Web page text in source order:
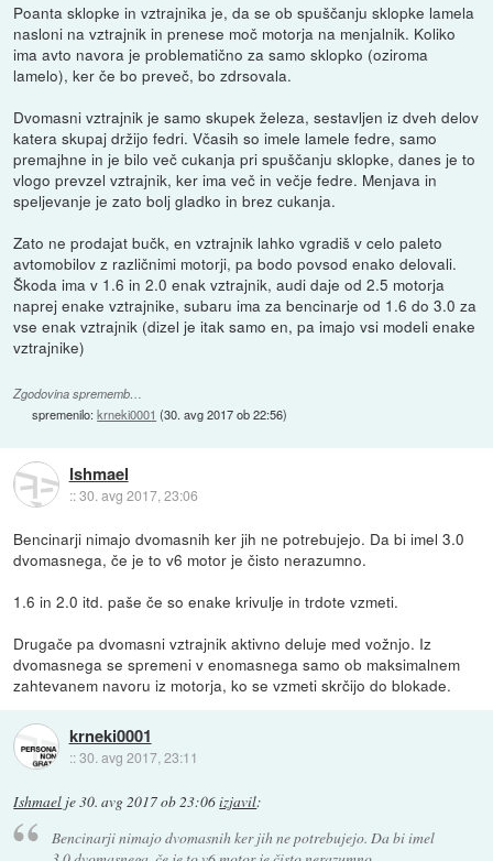
Poanta sklopke in vztrajnika je, da se ob spuščanju sklopke lamela
nasloni na vztrajnik in prenese moč motorja na menjalnik. Koliko
ima avto navora je problematično za samo sklopko (oziroma
lamelo), ker če bo preveč, bo zdrsovala.
Dvomasni vztrajnik je samo skupek železa, sestavljen iz dveh delov
katera skupaj držijo fedri. Včasih so imele lamele fedre, samo
premajhne in je bilo več cukanja pri spuščanju sklopke, danes je to
vlogo prevzel vztrajnik, ker ima več in večje fedre. Menjava in
speljevanje je zato bolj gladko in brez cukanja.
Zato ne prodajat bučk, en vztrajnik lahko vgradiš v celo paleto
avtomobilov z različnimi motorji, pa bodo povsod enako delovali.
Škoda ima v 1.6 in 2.0 enak vztrajnik, audi daje od 2.5 motorja
naprej enake vztrajnike, subaru ima za bencinarje od 1.6 do 3.0 za
vse enak vztrajnik (dizel je itak samo en, pa imajo vsi modeli enake
vztrajnike)
Zgodovina sprememb…
spremenilo:krneki0001 (30. avg 2017 ob 22:56)
Ishmael
::30. avg 2017, 23:06
Bencinarji nimajo dvomasnih ker jih ne potrebujejo. Da bi imel 3.0
dvomasnega, če je to v6 motor je čisto nerazumno.
1.6 in 2.0 itd. paše če so enake krivulje in trdote vzmeti.
Drugače pa dvomasni vztrajnik aktivno deluje med vožnjo. Iz
dvomasnega se spremeni v enomasnega samo ob maksimalnem
zahtevanem navoru iz motorja, ko se vzmeti skrčijo do blokade.
krneki0001
::30. avg 2017, 23:11
Ishmael je30. avg 2017 ob 23:06izjavil:
Bencinarji nimajo dvomasnih ker jih ne potrebujejo. Da bi imel